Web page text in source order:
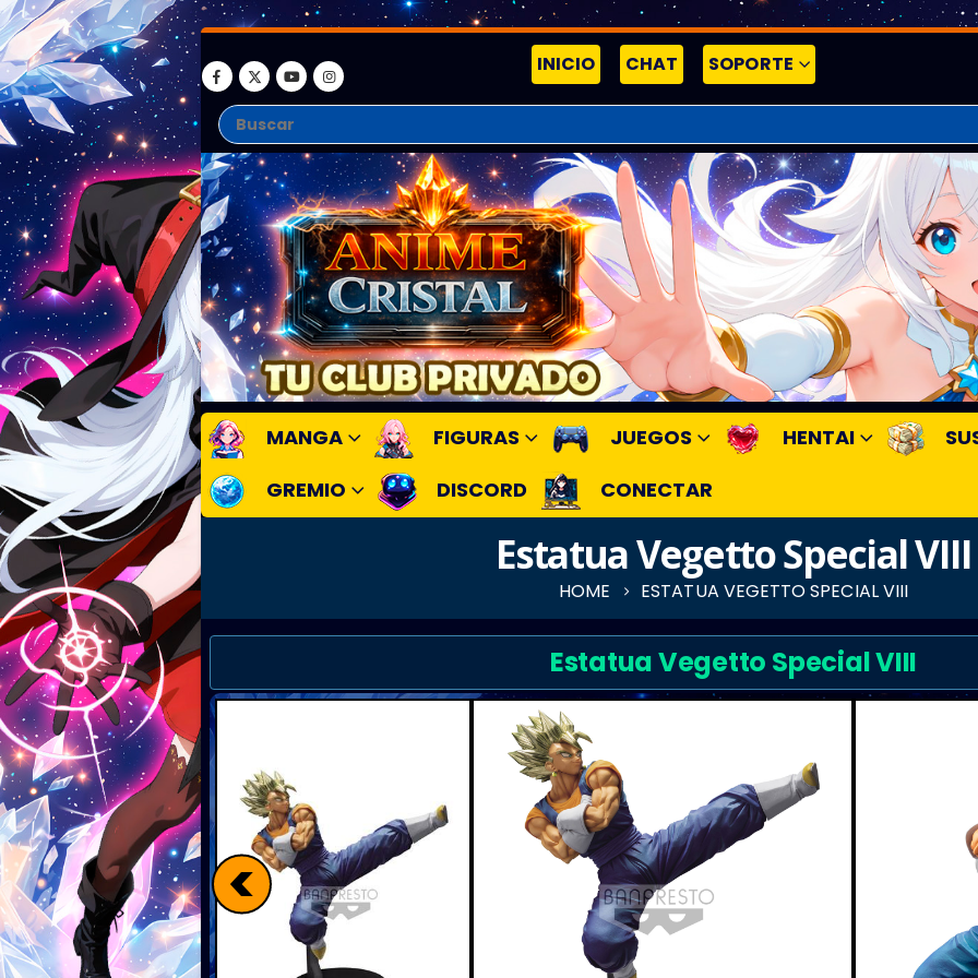
INICIO CHAT SOPORTE
MANGA FIGURAS JUEGOS HENTAI
GREMIO
DISCORD CONECTAR
Estatua Vegetto Special VIII
HOME ESTATUA VEGETTO SPECIAL VIII
Estatua Vegetto Special VIII
<